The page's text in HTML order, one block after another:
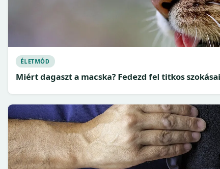
ÉLETMÓD
Miért dagaszt a macska? Fedezd fel titkos